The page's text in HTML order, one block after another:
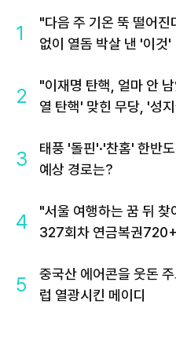
1
"다음 주 기온 뚝 떨어
없이 열돔 박살 낸 '이것'
2
"이재명 탄핵, 얼마 안
열 탄핵' 맞힌 무당, '성
3
태풍 '돌핀'·'찬홈' 한반
예상 경로는?
4
"서울 여행하는 꿈 뒤
327회차 연금복권
5
중국산 에어콘을 웃돈
럽 열광시킨 메이디